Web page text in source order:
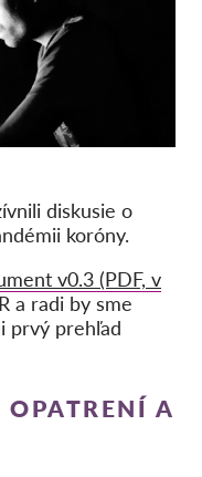
diskusie o
koróny.
v0.3 (PDF, v
a radi by sme
prvý prehľad
OPATRENÍ A